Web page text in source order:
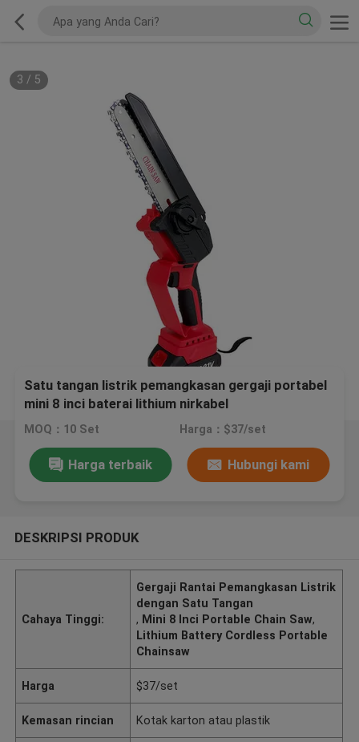
3 / 5
Satu tangan listrik pemangkasan gergaji portabel
mini 8 inci baterai lithium nirkabel
MOQ：10 Set Harga：$37/set
Harga terbaik Hubungi kami
DESKRIPSI PRODUK
Cahaya Tinggi:
Gergaji Rantai Pemangkasan Listrik
dengan Satu Tangan
, Mini 8 Inci Portable Chain Saw,
Lithium Battery Cordless Portable
Chainsaw
Harga $37/set
Kemasan rincian Kotak karton atau plastik